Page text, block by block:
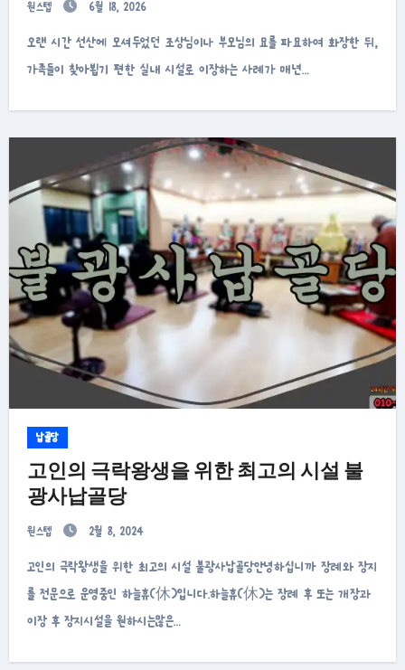
원스텝 6월 18, 2026
오랜 시간 선산에 모셔두었던 조상님이나 부모님의 묘를 파묘하여 화장한 뒤,
가족들이 찾아뵙기 편한 실내 시설로 이장하는 사례가 매년…
납골당
고인의 극락왕생을 위한 최고의 시설 불
광사납골당
원스텝 2월 8, 2024
고인의 극락왕생을 위한 최고의 시설 불광사납골당안녕하십니까 장례와 장지
를 전문으로 운영중인 하늘휴(休)입니다.하늘휴(休)는 장례 후 또는 개장과
이장 후 장지시설을 원하시는많은…